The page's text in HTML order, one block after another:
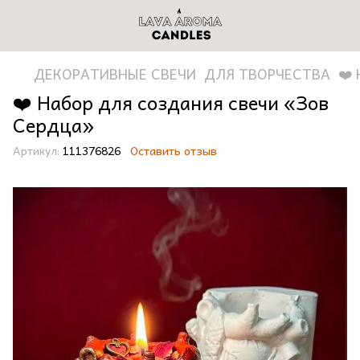
ДЕКОРАТИВНЫЕ СВЕЧИ ДЛЯ ТВОРЧЕСТВА ❤️
❤️ Набор для создания свечи «Зов
Сердца»
Артикул: 111376826 Оставить отзыв